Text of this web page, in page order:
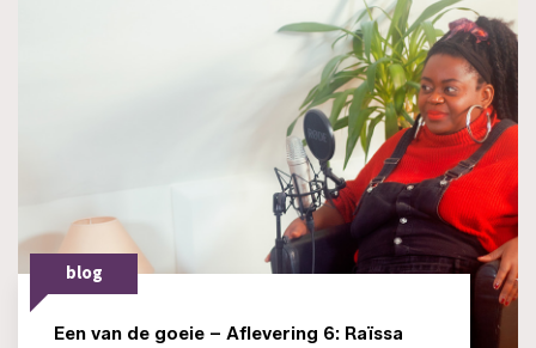
blog
Een van de goeie – Aflevering 6: Raïssa